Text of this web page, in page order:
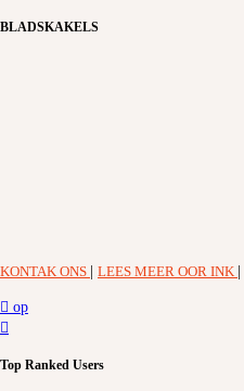
BLADSKAKELS
KONTAK ONS LEES MEER OOR INK
op
Top Ranked Users